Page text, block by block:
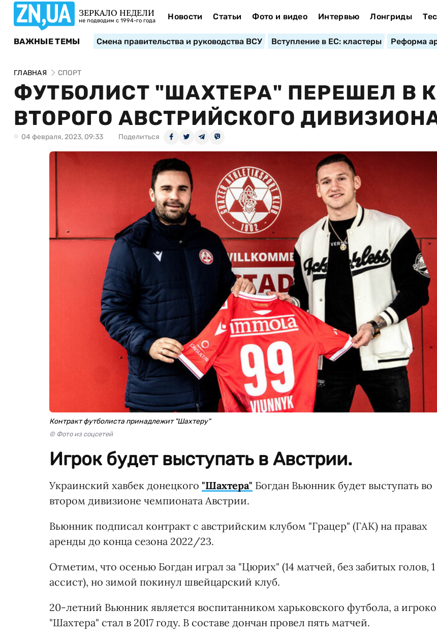
ЗЕРКАЛО НЕДЕЛИ
не подводим с 1994-го года Новости Статьи Фото и видео Интервью Лонгриды
ВАЖНЫЕ ТЕМЫ Смена правительства и руководства ВСУ Вступление в ЕС: кластеры Реформа
ГЛАВНАЯ СПОРТ
ФУТБОЛИСТ "ШАХТЕРА" ПЕРЕШЕЛ В
ВТОРОГО АВСТРИЙСКОГО
04 февраля, 2023, 09:33 Поделиться
Контракт футболиста принадлежит "Шахтеру"
© Фото из соцсетей
Игрок будет выступать в Австрии.
Украинский хавбек донецкого "Шахтера" Богдан Вьюнник будет выступать во
втором дивизионе чемпионата Австрии.
Вьюнник подписал контракт с австрийским клубом "Грацер" (ГАК) на правах
аренды до конца сезона 2022/23.
Отметим, что осенью Богдан играл за "Цюрих" (14 матчей, без забитых голов, 1
ассист), но зимой покинул швейцарский клуб.
20-летний Вьюнник является воспитанником харьковского футбола, а
"Шахтера" стал в 2017 году. В составе дончан провел пять матчей.